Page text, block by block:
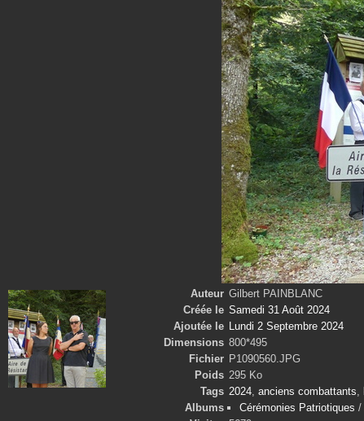
Auteur Gilbert PAINBLANC
Créée le Samedi 31 Août 2024
Ajoutée le Lundi 2 Septembre 2024
Dimensions 800*495
Fichier P1090560.JPG
Poids 295 Ko
Tags 2024, anciens combattants,
Albums
Cérémonies Patriotiques /